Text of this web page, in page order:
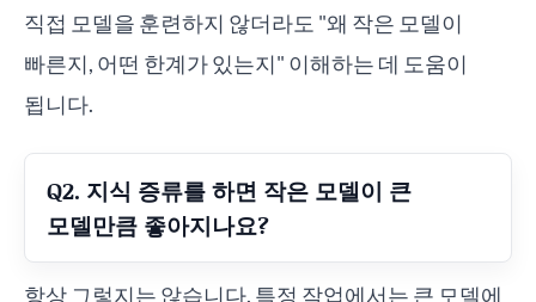
직접 모델을 훈련하지 않더라도 "왜 작은 모델이
빠른지, 어떤 한계가 있는지" 이해하는 데 도움이
됩니다.
Q2. 지식 증류를 하면 작은 모델이 큰
모델만큼 좋아지나요?
항상 그렇지는 않습니다. 특정 작업에서는 큰 모델에